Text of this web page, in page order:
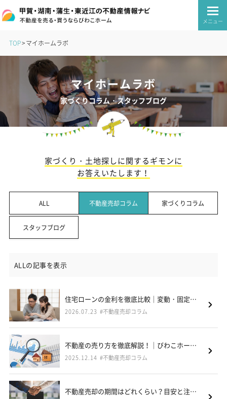
メニュー
TOP マイホームラボ
マイホームラボ
家づくりコラム・スタッフブログ
家づくり・土地探しに関するギモンに
お答えいたします！
ALL 不動産売却コラム 家づくりコラム
スタッフブログ
ALLの記事を表示
住宅ローンの金利を徹底比較｜変動・固定の選び方と2026年の要点
2026.07.23 #不動産売却コラム
不動産の売り方を徹底解説！｜びわこホームが教える成功術
2025.12.14 #不動産売却コラム
不動産売却の期間はどれくらい？目安と注意点を詳しく解説｜びわこホーム（甲賀・湖南・蒲生・東近江市）